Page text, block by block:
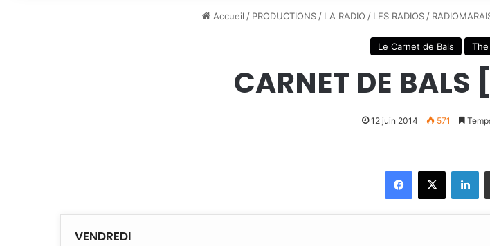
Accueil / PRODUCTIONS / LA RADIO / LES RADIOS /
Le Carnet de Bals
CARNET DE
12 juin 2014 571
VENDREDI